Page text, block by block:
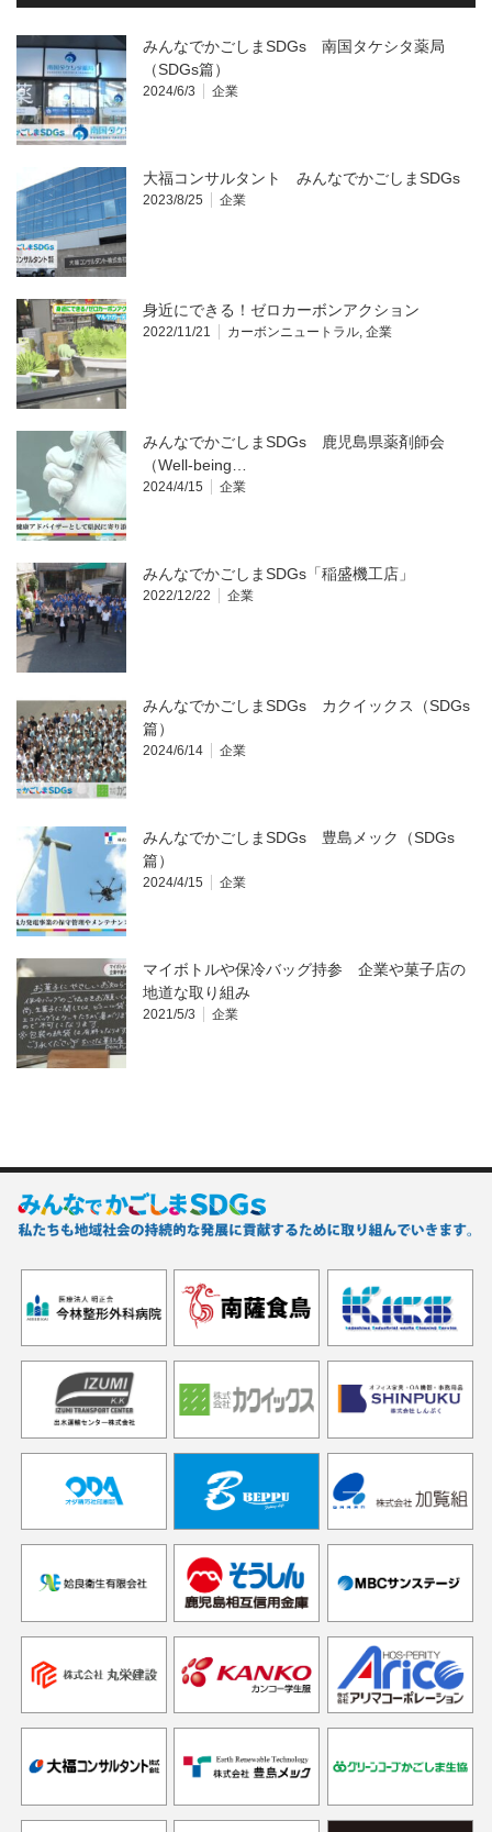
みんなでかごしまSDGs 南国タケシタ薬局
（SDGs篇）
2024/6/3 企業
大福コンサルタント みんなでかごしまSDGs
2023/8/25 企業
身近にできる！ゼロカーボンアクション
2022/11/21 カーボンニュートラル, 企業
みんなでかごしまSDGs 鹿児島県薬剤師会
（Well-being…
2024/4/15 企業
みんなでかごしまSDGs「稲盛機工店」
2022/12/22 企業
みんなでかごしまSDGs カクイックス（SDGs
篇）
2024/6/14 企業
みんなでかごしまSDGs 豊島メック（SDGs
篇）
2024/4/15 企業
マイボトルや保冷バッグ持参 企業や菓子店の
地道な取り組み
2021/5/3 企業